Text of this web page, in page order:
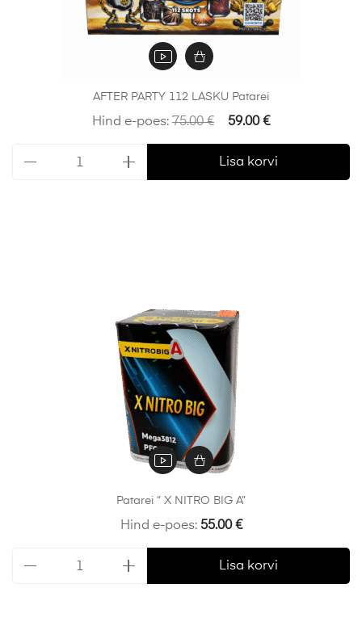
AFTER PARTY 112 LASKU Patarei
Hind e-poes: 75.00€ 59.00€
Lisa korvi
Patarei ” X NITRO BIG A”
Hind e-poes: 55.00€
Lisa korvi